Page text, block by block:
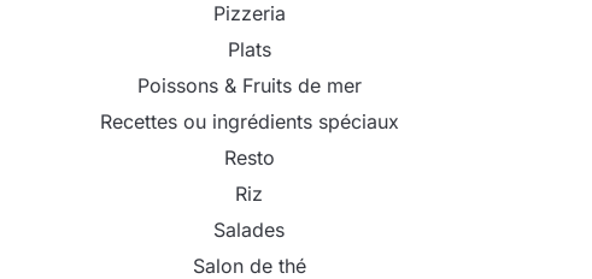
Pizzeria
Plats
Poissons & Fruits de mer
Recettes ou ingrédients spéciaux
Resto
Riz
Salades
Salon de thé